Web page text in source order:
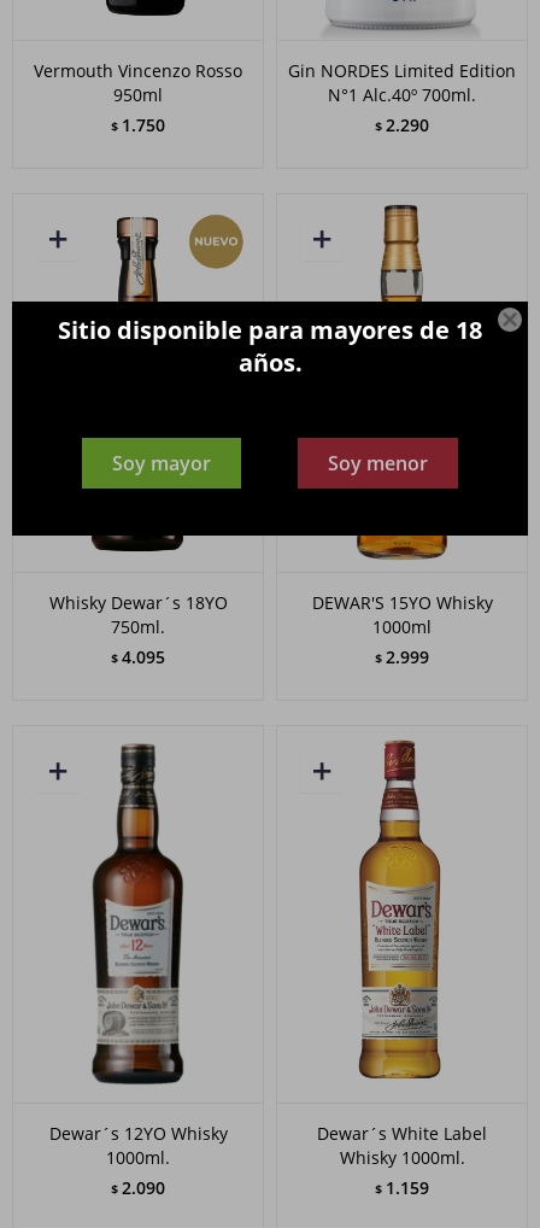

Sitio disponible para mayores de 18
años.
Soy mayor Soy menor
Vermouth Vincenzo Rosso
950ml
$ 1.750
Gin NORDES Limited Edition
N°1 Alc.40º 700ml.
$ 2.290
Whisky Dewar´s 18YO
750ml.
$ 4.095
DEWAR'S 15YO Whisky
1000ml
$ 2.999
Dewar´s 12YO Whisky
1000ml.
$ 2.090
Dewar´s White Label
Whisky 1000ml.
$ 1.159